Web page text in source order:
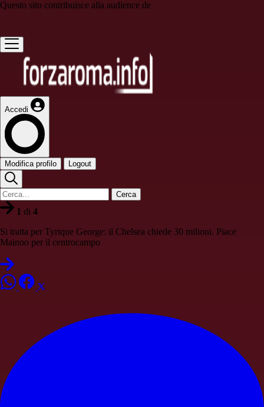
Questo sito contribuisce alla audience de
Accedi
Modifica profilo Logout
Cerca
1 di 4
Si tratta per Tyrique George: il Chelsea chiede 30 milioni. Piace
Mainoo per il centrocampo